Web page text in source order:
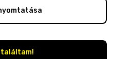
találtam!